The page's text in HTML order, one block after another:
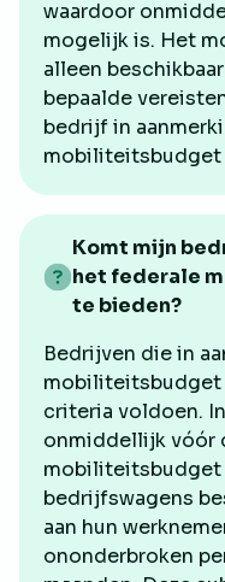
waardoor
mogelijk is. Het
alleen
bepaalde
bedrijf in
mobiliteitsbudget
Komt mijn
het federale
te bieden?
Bedrijven die in
mobiliteitsbudget
criteria voldoen.
onmiddellijk vóór
mobiliteitsbudget
bedrijfswagens
aan hun
ononderbroken